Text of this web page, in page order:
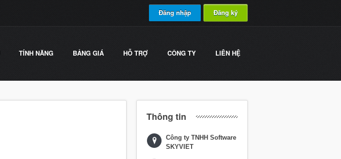
Đăng nhập Đăng ký
TÍNH NĂNG BẢNG GIÁ HỖ TRỢ CÔNG TY LIÊN HỆ
Thông tin
Công ty TNHH Software
SKYVIET